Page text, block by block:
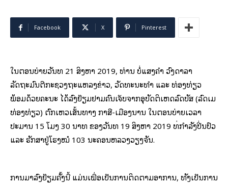
Facebook X Pinterest
ໃນຕອນບ່າຍວັນທີ 21 ສິງຫາ 2019, ທ່ານ ບໍ່ແສງຄຳ ວົງດາລາ
ລັດຖະມົນຕີກະຊວງຖະແຫລງຂ່າວ, ວັດທະນະທຳ ແລະ ທ່ອງທ່ຽວ
ພ້ອມດ້ວຍຄະນະ ໄດ້ລົງຢ້ຽມຢາມຄົນເຈັບຈາກອຸບັດຕິເຫດລົດບັສ (ລົດເມ
ທ່ອງທ່ຽວ) ຕົກເຫວເສັ້ນທາງ ກາສີ-ເມືອງນານ ໃນຕອນບ່າຍເວລາ
ປະມານ 15 ໂມງ 30 ນາທີ ຂອງວັນທີ 19 ສິງຫາ 2019 ທີ່ກໍາລັງປີ່ນປົວ
ແລະ ຮັກສາຢູ່ໂຮງໝໍ 103 ນະຄອນຫລວງວຽງຈັນ.
ການມາລົງຢ້ຽມຄັ້ງນີ້ ແມ່ນເພື່ອເປັນການຕິດຕາມອາການ, ທັງເປັນການ